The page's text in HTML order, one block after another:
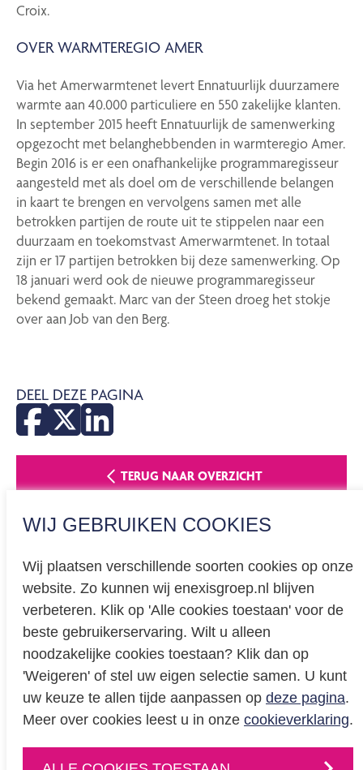
WIJ GEBRUIKEN COOKIES
Wij plaatsen verschillende soorten cookies op onze
website. Zo kunnen wij enexisgroep.nl blijven
verbeteren. Klik op 'Alle cookies toestaan' voor de
beste gebruikerservaring. Wilt u alleen
noodzakelijke cookies toestaan? Klik dan op
'Weigeren' of stel uw eigen selectie samen. U kunt
uw keuze te allen tijde aanpassen op deze pagina.
Meer over cookies leest u in onze cookieverklaring.
Croix.
OVER WARMTEREGIO AMER
Via het Amerwarmtenet levert Ennatuurlijk duurzamere
warmte aan 40.000 particuliere en 550 zakelijke klanten.
In september 2015 heeft Ennatuurlijk de samenwerking
opgezocht met belanghebbenden in warmteregio Amer.
Begin 2016 is er een onafhankelijke programmaregisseur
aangesteld met als doel om de verschillende belangen
in kaart te brengen en vervolgens samen met alle
betrokken partijen de route uit te stippelen naar een
duurzaam en toekomstvast Amerwarmtenet. In totaal
zijn er 17 partijen betrokken bij deze samenwerking. Op
18 januari werd ook de nieuwe programmaregisseur
bekend gemaakt. Marc van der Steen droeg het stokje
over aan Job van den Berg.
DEEL DEZE PAGINA
TERUG NAAR OVERZICHT
Privacy
Cookieverklaring
BREEAM certificering
Educatie
CONTACT